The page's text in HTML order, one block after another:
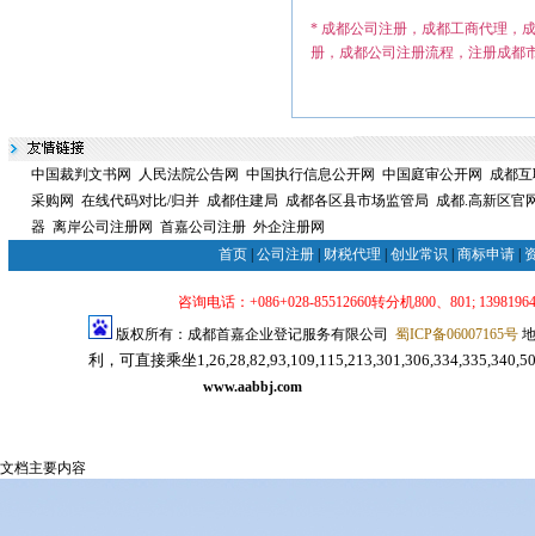
* 成都公司注册，成都工商代理，
册，成都公司注册流程，注册成都
中国裁判文书网 人民法院公告网 中国执行信息公开网 中国庭审公开网
成都
采购网 在线代码对比/归并 成都住建局 成都各区县市场监管局 成都.高新区官
器 离岸公司注册网 首嘉公司注册 外企注册网
首页 公司注册 财税代理 创业常识 商标申请
咨询电话：+086+028-85512660转分机800、801;
版权所有：成都首嘉企业登记服务有限公司 蜀ICP备06007165号地
利，可直接乘坐
www.aabbj.com
文档主要内容